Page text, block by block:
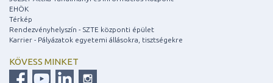
EHÖK
Térkép
Rendezvényhelyszín - SZTE központi épület
Karrier - Pályázatok egyetemi állásokra, tisztségekre
KÖVESS MINKET